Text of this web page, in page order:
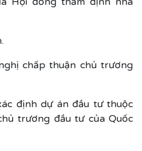
chấp thuận chủ trương
định dự án đầu tư thuộc
trương đầu tư của Quốc